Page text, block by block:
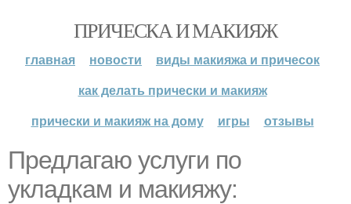
ПРИЧЕСКА И МАКИЯЖ
главная новости
виды макияжа и причесок
как делать прически и макияж
прически и макияж на дому
игры отзывы
Предлагаю услуги по
укладкам и макияжу: